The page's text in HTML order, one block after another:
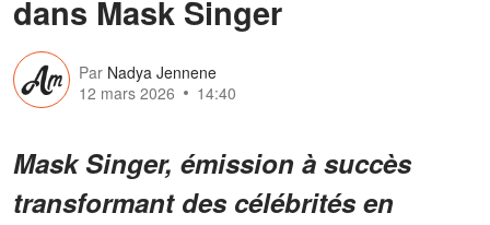
dans Mask Singer
Par Nadya Jennene
12 mars 2026
14:40
Mask Singer, émission à succès
transformant des célébrités en